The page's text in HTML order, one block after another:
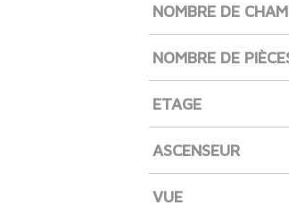
NOMBRE DE
NOMBRE DE
ETAGE
ASCENSEUR
VUE